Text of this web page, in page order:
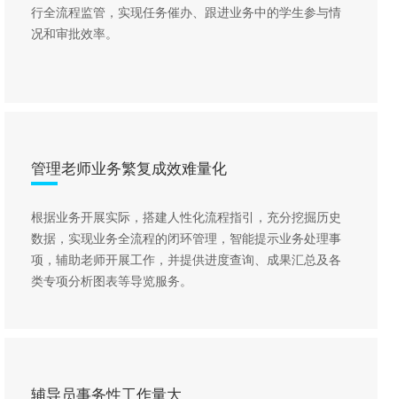
行全流程监管，实现任务催办、跟进业务中的学生参与情
况和审批效率。
管理老师业务繁复成效难量化
根据业务开展实际，搭建人性化流程指引，充分挖掘历史
数据，实现业务全流程的闭环管理，智能提示业务处理事
项，辅助老师开展工作，并提供进度查询、成果汇总及各
类专项分析图表等导览服务。
辅导员事务性工作量大